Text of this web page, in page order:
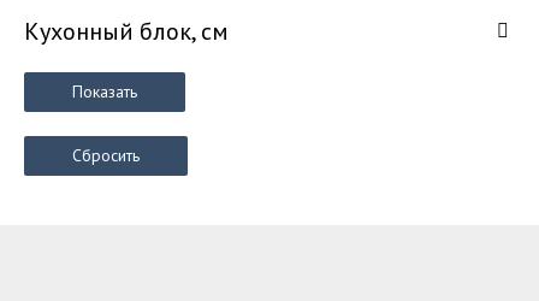
Кухонный блок, см
Показать
Сбросить